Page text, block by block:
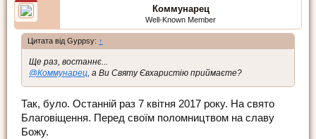
Коммунарец
Well-Known Member
Цитата від Gyppsy: ↑
Ще раз, востаннє...
@Коммунарец , а Ви Святу Євхаристію приймаєте?
Так, було. Останній раз 7 квітня 2017 року. На свято
Благовіщення. Перед своїм поломництвом на славу
Божу.